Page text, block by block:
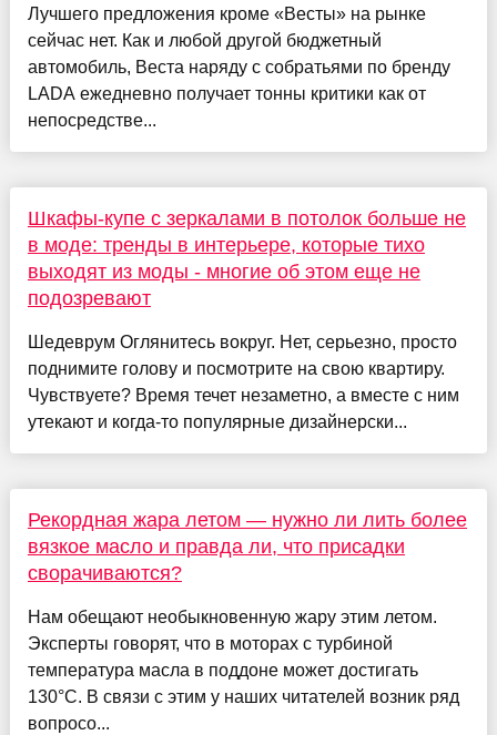
Лучшего предложения кроме «Весты» на рынке
сейчас нет. Как и любой другой бюджетный
автомобиль, Веста наряду с собратьями по бренду
LADA ежедневно получает тонны критики как от
непосредстве...
Шкафы-купе с зеркалами в потолок больше не
в моде: тренды в интерьере, которые тихо
выходят из моды - многие об этом еще не
подозревают
Шедеврум Оглянитесь вокруг. Нет, серьезно, просто
поднимите голову и посмотрите на свою квартиру.
Чувствуете? Время течет незаметно, а вместе с ним
утекают и когда-то популярные дизайнерски...
Рекордная жара летом — нужно ли лить более
вязкое масло и правда ли, что присадки
сворачиваются?
Нам обещают необыкновенную жару этим летом.
Эксперты говорят, что в моторах с турбиной
температура масла в поддоне может достигать
130°C. В связи с этим у наших читателей возник ряд
вопросо...